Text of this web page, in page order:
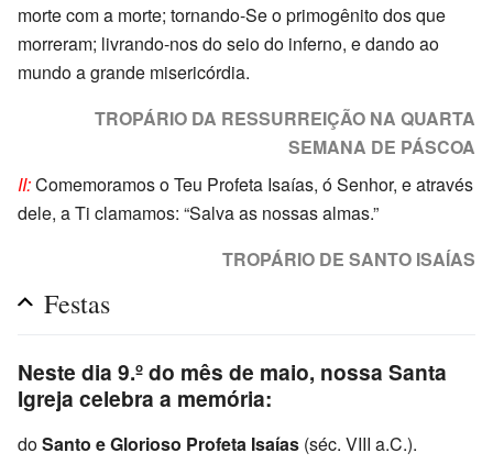
morte com a morte; tornando-Se o primogênito dos que
morreram; livrando-nos do seio do inferno, e dando ao
mundo a grande misericórdia.
TROPÁRIO DA RESSURREIÇÃO NA QUARTA
SEMANA DE PÁSCOA
II:Comemoramos o Teu Profeta Isaías, ó Senhor, e através
dele, a Ti clamamos: “Salva as nossas almas.”
TROPÁRIO DE SANTO ISAÍAS
Festas
Neste dia 9.º do mês de maio, nossa Santa
Igreja celebra a memória:
doSanto e Glorioso Profeta Isaías (séc. VIII a.C.).